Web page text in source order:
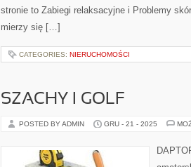
stronie to Zabiegi relaksacyjne i Problemy
mierzy się […]
CATEGORIES: NIERUCHOMOŚCI
SZACHY I GOLF
POSTED BY ADMIN GRU - 21 - 2025